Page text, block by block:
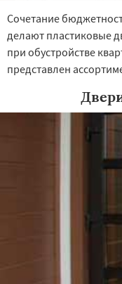
регионам
Сочетание
делают пластиковые
при обустройстве
представлен